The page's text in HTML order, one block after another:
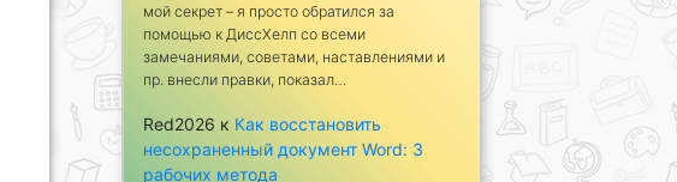
мой секрет – я просто обратился за
помощью к ДиссХелп со всеми
замечаниями, советами, наставлениями и
пр. внесли правки, показал…
Red2026 к Как восстановить
несохраненный документ Word: 3
рабочих метода